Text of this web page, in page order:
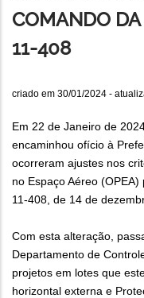
COMANDO
11-408
criado em 30/01/2024 -
Em 22 de Janeiro de
encaminhou ofício à
ocorreram ajustes nos
no Espaço Aéreo
11-408, de 14 de
Com esta alteração,
Departamento de
projetos em lotes que
horizontal externa e